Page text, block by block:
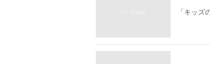
「キッズ